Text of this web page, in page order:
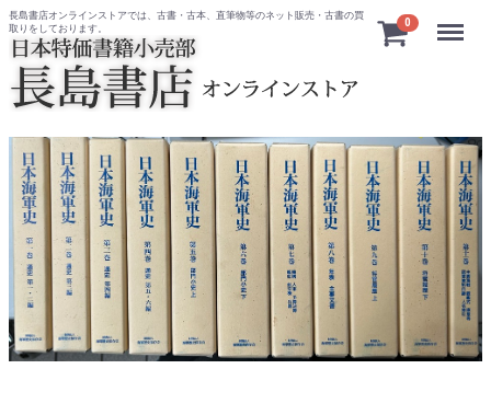
長島書店オンラインストアでは、古書・古本、直筆物等のネット販売・古書の買
取りをしております。
0 Menu